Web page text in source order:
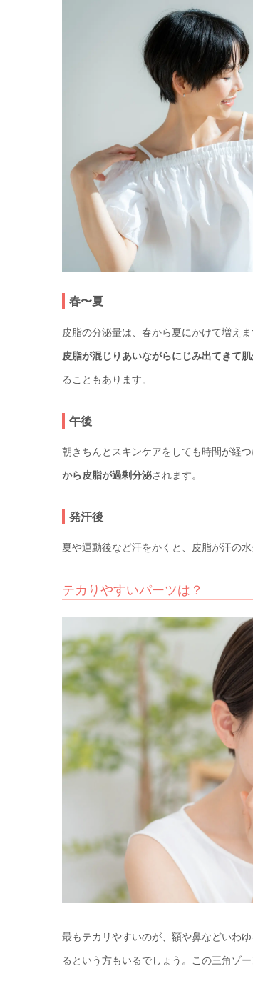
春〜夏
皮脂の分泌量は、春から夏にかけて増え
皮脂が混じりあいながらにじみ出てきて
ることもあります。
午後
朝きちんとスキンケアをしても時間が経
から皮脂が過剰分泌されます。
発汗後
夏や運動後など汗をかくと、皮脂が汗の
テカりやすいパーツは？
最もテカリやすいのが、額や鼻などいわ
るという方もいるでしょう。この三角ゾ